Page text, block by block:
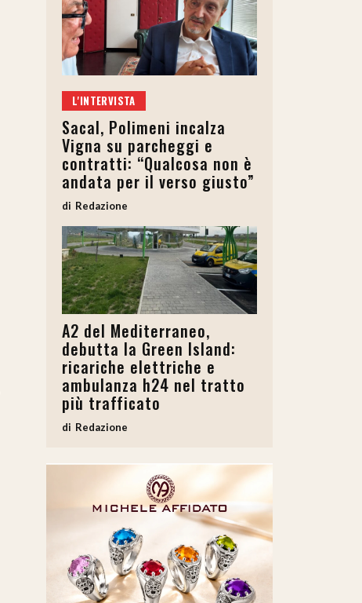
L'INTERVISTA
Sacal, Polimeni incalza
Vigna su parcheggi e
contratti: “Qualcosa non è
andata per il verso giusto”
Redazione
A2 del Mediterraneo,
debutta la Green Island:
ricariche elettriche e
ambulanza h24 nel tratto
più trafficato
Redazione